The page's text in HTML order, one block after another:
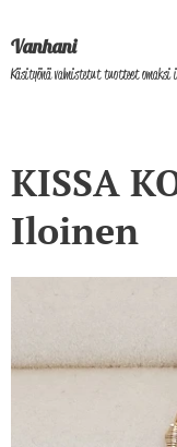
Vanhani
Käsityönä valmistetut tuotteet omaksi
KISSA
Iloinen